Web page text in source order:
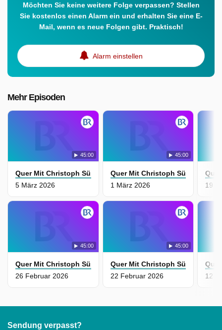
Möchten Sie keine weitere Folge verpassen? Stellen
Sie kostenlos einen Alarm ein und erhalten Sie eine E-
Mail, wenn es neue Folgen gibt. Praktisch!
Alarm einstellen
Mehr Episoden
45:00
Quer Mit Christoph Süß
5 März 2026
45:00
Quer Mit Christoph Süß
1 März 2026
45:00
Quer Mit Christoph Süß
26 Februar 2026
45:00
Quer Mit Christoph Süß
22 Februar 2026
19
12
Sendung verpasst?